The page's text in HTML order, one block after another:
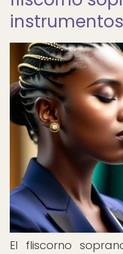
El fliscorno